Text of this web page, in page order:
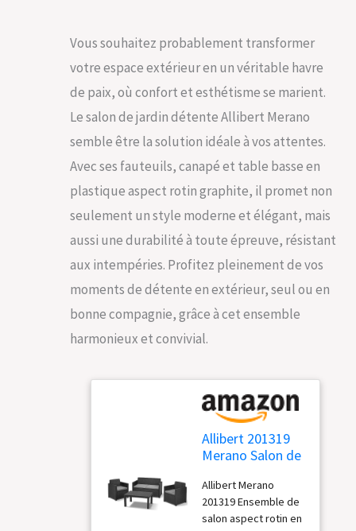
Vous souhaitez probablement transformer
votre espace extérieur en un véritable havre
de paix, où confort et esthétisme se marient.
Le salon de jardin détente Allibert Merano
semble être la solution idéale à vos attentes.
Avec ses fauteuils, canapé et table basse en
plastique aspect rotin graphite, il promet non
seulement un style moderne et élégant, mais
aussi une durabilité à toute épreuve, résistant
aux intempéries. Profitez pleinement de vos
moments de détente en extérieur, seul ou en
bonne compagnie, grâce à cet ensemble
harmonieux et convivial.
Allibert 201319
Merano Salon de
avec 2 fauteuils
+ 1 canapé + 1
Table Basse en
Allibert Merano
201319 Ensemble de
salon aspect rotin en